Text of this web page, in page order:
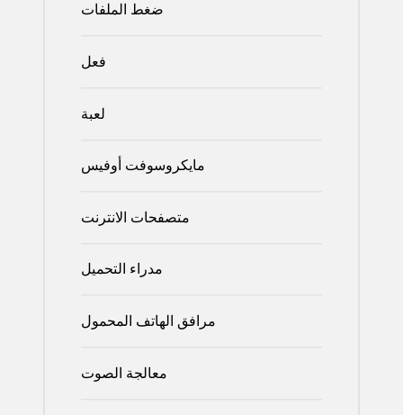
ضغط الملفات
فعل
لعبة
مايكروسوفت أوفيس
متصفحات الانترنت
مدراء التحميل
مرافق الهاتف المحمول
معالجة الصوت